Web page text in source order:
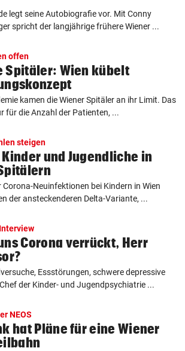
legt seine Autobiografie vor. Mit Conny
spricht der langjährige frühere Wiener ...
offen
Spitäler: Wien kübelt
kamen die Wiener Spitäler an ihr Limit. Das
für die Anzahl der Patienten, ...
steigen
und Jugendliche in
Corona-Neuinfektionen bei Kindern in Wien
der ansteckenderen Delta-Variante, ...
Corona verrückt, Herr
Essstörungen, schwere depressive
der Kinder- und Jugendpsychiatrie ...
NEOS
hat Pläne für eine Wiener